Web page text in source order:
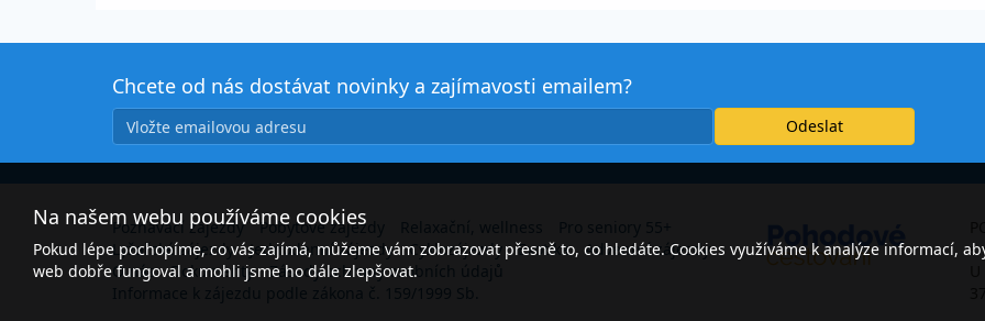
Chcete od nás dostávat novinky a zajímavosti emailem?
Poznávací zájezdy Pobytové zájezdy
Lyžařské zájezdy
Jednodenní zájezdy Cyklozájezdy Exotika
Adventní zájezdy
O nás
Dokumenty
Zásady ochrany osobních údajů
Na našem webu používáme cookies
Pokud lépe pochopíme, co vás zajímá, můžeme vám zobrazovat přesně to, co hledáte. Cookies využíváme k analýze informací,
web dobře fungoval a mohli jsme ho dále zlepšovat.